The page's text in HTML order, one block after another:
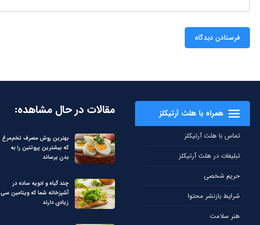
همراه با هلث آرتیکلز
تماس با هلث آرتیکلز
تبلیغات در هلث آرتیکلز
حریم شخصی
شرایط بازنشر محتوا
هنر سلامت
مقالات در حال مشاهده:
بهترین روش مصرف تخم‌مرغ
که بیشترین پروتئین را به
بدن برساند
چند گیاه و ادویه ساده در
آشپزخانه شما که ویتامین سی
زیادی دارند